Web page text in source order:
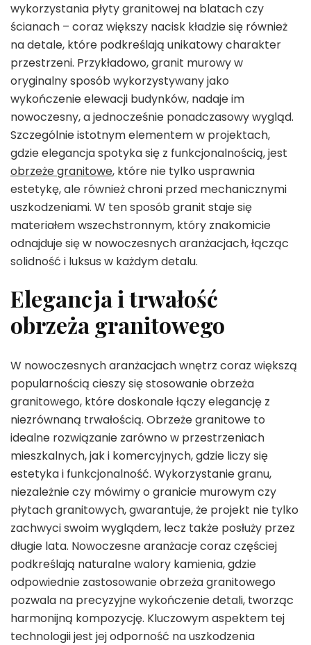
wykorzystania płyty granitowej na blatach czy
ścianach – coraz większy nacisk kładzie się również
na detale, które podkreślają unikatowy charakter
przestrzeni. Przykładowo, granit murowy w
oryginalny sposób wykorzystywany jako
wykończenie elewacji budynków, nadaje im
nowoczesny, a jednocześnie ponadczasowy wygląd.
Szczególnie istotnym elementem w projektach,
gdzie elegancja spotyka się z funkcjonalnością, jest
obrzeże granitowe, które nie tylko usprawnia
estetykę, ale również chroni przed mechanicznymi
uszkodzeniami. W ten sposób granit staje się
materiałem wszechstronnym, który znakomicie
odnajduje się w nowoczesnych aranżacjach, łącząc
solidność i luksus w każdym detalu.
Elegancja i trwałość
obrzeża granitowego
W nowoczesnych aranżacjach wnętrz coraz większą
popularnością cieszy się stosowanie obrzeża
granitowego, które doskonale łączy elegancję z
niezrównaną trwałością. Obrzeże granitowe to
idealne rozwiązanie zarówno w przestrzeniach
mieszkalnych, jak i komercyjnych, gdzie liczy się
estetyka i funkcjonalność. Wykorzystanie granu,
niezależnie czy mówimy o granicie murowym czy
płytach granitowych, gwarantuje, że projekt nie tylko
zachwyci swoim wyglądem, lecz także posłuży przez
długie lata. Nowoczesne aranżacje coraz częściej
podkreślają naturalne walory kamienia, gdzie
odpowiednie zastosowanie obrzeża granitowego
pozwala na precyzyjne wykończenie detali, tworząc
harmonijną kompozycję. Kluczowym aspektem tej
technologii jest jej odporność na uszkodzenia